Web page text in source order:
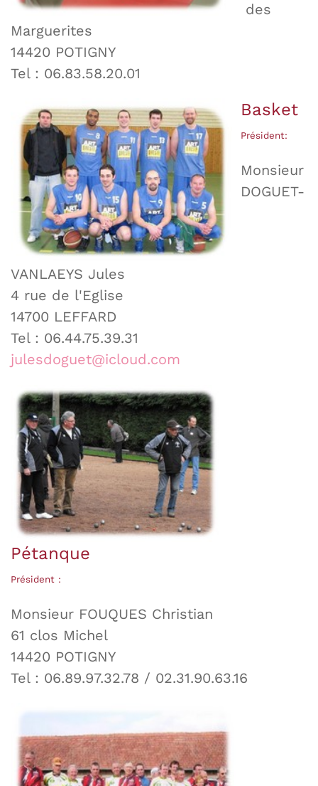
des
Marguerites
14420 POTIGNY
Tel : 06.83.58.20.01
Basket
Président:
Monsieur
DOGUET-
VANLAEYS Jules
4 rue de l'Eglise
14700 LEFFARD
Tel : 06.44.75.39.31
julesdoguet@icloud.com
Pétanque
Président :
Monsieur FOUQUES Christian
61 clos Michel
14420 POTIGNY
Tel : 06.89.97.32.78 / 02.31.90.63.16